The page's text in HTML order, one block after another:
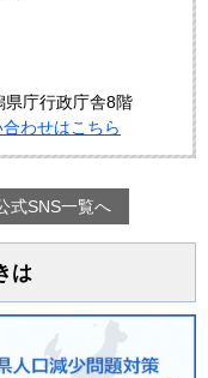
庁行政庁舎8階
わせはこちら
式SNS一覧へ
は